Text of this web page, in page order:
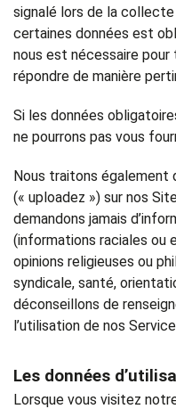
signalé lors de la collecte
certaines données est
nous est nécessaire
répondre de manière
Si les données
ne pourrons pas vous
Nous traitons également
(« uploadez ») sur nos
demandons jamais
(informations raciales ou
opinions religieuses ou
syndicale, santé,
déconseillons de
l’utilisation de nos
Les données
Lorsque vous visitez